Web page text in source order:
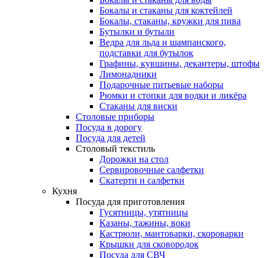
Бокалы и стаканы для коктейлей
Бокалы, стаканы, кружки для пива
Бутылки и бутыли
Ведра для льда и шампанского,
подставки для бутылок
Графины, кувшины, декантеры, штофы
Лимонадники
Подарочные питьевые наборы
Рюмки и стопки для водки и ликёра
Стаканы для виски
Столовые приборы
Посуда в дорогу
Посуда для детей
Столовый текстиль
Дорожки на стол
Сервировочные салфетки
Скатерти и салфетки
Кухня
Посуда для приготовления
Гусятницы, утятницы
Казаны, тажины, воки
Кастрюли, мантоварки, скороварки
Крышки для сковородок
Посуда для СВЧ